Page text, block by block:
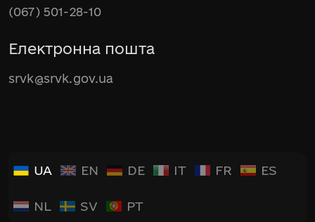
(067) 501-28-10
Електронна пошта
srvk@srvk.gov.ua
UA EN DE IT FR ES
NL SV PT